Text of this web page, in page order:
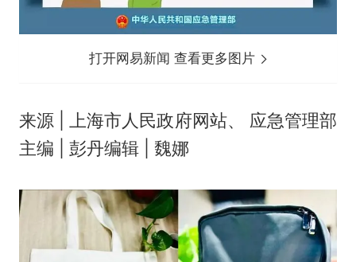
打开网易新闻 查看更多图片
来源 | 上海市人民政府网站、 应急管理部
主编 | 彭丹编辑 | 魏娜